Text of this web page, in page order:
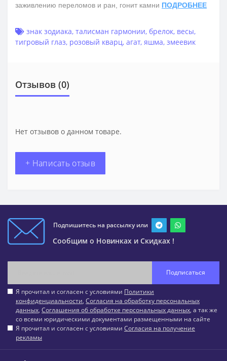
заживлению переломов и ран, гонит камни ПОДРОБНЕЕ
знак зодиака, талисман гармонии, брелок, весы,
тигровый глаз, розовый кварц, агат, яшма, змеевик
Отзывов (0)
Нет отзывов о данном товаре.
+ Написать отзыв
Подпишитесь на рассылку или
Сообщим о Новинках и Скидках !
Подписаться
Я прочитал и согласен с условиями Политики
конфиденциальности, Согласия на обработку персональных
данных, Соглашения об обработке персональных данных, а так же
со всеми юридическими документами размещенными на сайте
Я прочитал и согласен с условиями Согласия на получение
рекламы